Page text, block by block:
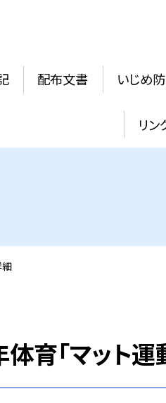
配布文書 いじめ
リン
育「マット運